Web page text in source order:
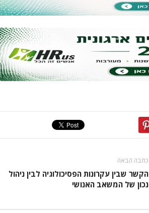
כתבה הבאה
הקשר שבין עקרונות הפסיכולוגיה לבין ניהול
נכון של המשאב האנושי